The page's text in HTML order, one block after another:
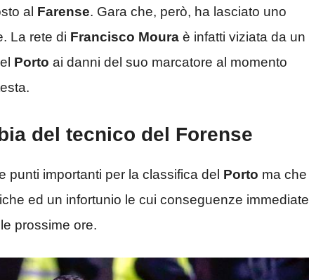
al Farense. Gara che, però, ha lasciato uno
La rete di Francisco Moura è infatti viziata da un
Porto ai danni del suo marcatore al momento
del tecnico del Forense
punti importanti per la classifica del Porto ma che
ed un infortunio le cui conseguenze immediate
prossime ore.